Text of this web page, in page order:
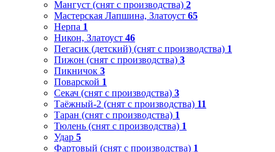
Мангуст (снят с производства) 2
Мастерская Лапшина, Златоуст 65
Нерпа 1
Никон, Златоуст 46
Пегасик (детский) (снят с производства) 1
Пижон (снят с производства) 3
Пикничок 3
Поварской 1
Секач (снят с производства) 3
Таёжный-2 (снят с производства) 11
Таран (снят с производства) 1
Тюлень (снят с производства) 1
Удар 5
Фартовый (снят с производства) 1